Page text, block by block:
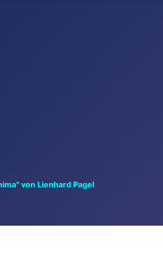
von Lienhard Pagel